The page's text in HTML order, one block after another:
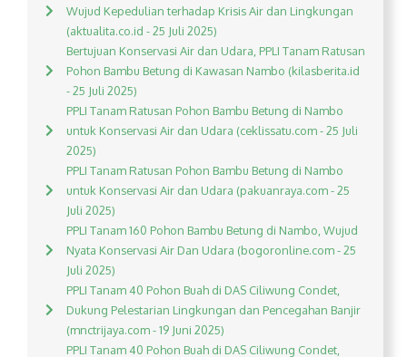
Wujud Kepedulian terhadap Krisis Air dan Lingkungan
(aktualita.co.id - 25 Juli 2025)
Bertujuan Konservasi Air dan Udara, PPLI Tanam Ratusan
Pohon Bambu Betung di Kawasan Nambo (kilasberita.id
- 25 Juli 2025)
PPLI Tanam Ratusan Pohon Bambu Betung di Nambo
untuk Konservasi Air dan Udara (ceklissatu.com - 25 Juli
2025)
PPLI Tanam Ratusan Pohon Bambu Betung di Nambo
untuk Konservasi Air dan Udara (pakuanraya.com - 25
Juli 2025)
PPLI Tanam 160 Pohon Bambu Betung di Nambo, Wujud
Nyata Konservasi Air Dan Udara (bogoronline.com - 25
Juli 2025)
PPLI Tanam 40 Pohon Buah di DAS Ciliwung Condet,
Dukung Pelestarian Lingkungan dan Pencegahan Banjir
(mnctrijaya.com - 19 Juni 2025)
PPLI Tanam 40 Pohon Buah di DAS Ciliwung Condet,